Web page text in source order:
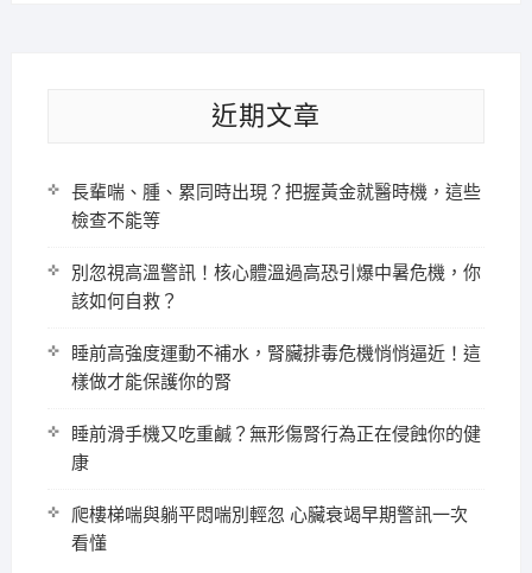
近期文章
長輩喘、腫、累同時出現？把握黃金就醫時機，這些
檢查不能等
別忽視高溫警訊！核心體溫過高恐引爆中暑危機，你
該如何自救？
睡前高強度運動不補水，腎臟排毒危機悄悄逼近！這
樣做才能保護你的腎
睡前滑手機又吃重鹹？無形傷腎行為正在侵蝕你的健
康
爬樓梯喘與躺平悶喘別輕忽 心臟衰竭早期警訊一次
看懂